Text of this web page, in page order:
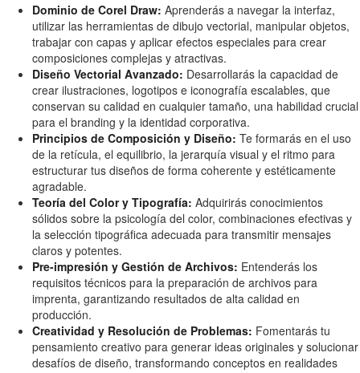
Dominio de Corel Draw: Aprenderás a navegar la interfaz,
utilizar las herramientas de dibujo vectorial, manipular objetos,
trabajar con capas y aplicar efectos especiales para crear
composiciones complejas y atractivas.
Diseño Vectorial Avanzado: Desarrollarás la capacidad de
crear ilustraciones, logotipos e iconografía escalables, que
conservan su calidad en cualquier tamaño, una habilidad crucial
para el branding y la identidad corporativa.
Principios de Composición y Diseño: Te formarás en el uso
de la retícula, el equilibrio, la jerarquía visual y el ritmo para
estructurar tus diseños de forma coherente y estéticamente
agradable.
Teoría del Color y Tipografía: Adquirirás conocimientos
sólidos sobre la psicología del color, combinaciones efectivas y
la selección tipográfica adecuada para transmitir mensajes
claros y potentes.
Pre-impresión y Gestión de Archivos: Entenderás los
requisitos técnicos para la preparación de archivos para
imprenta, garantizando resultados de alta calidad en
producción.
Creatividad y Resolución de Problemas: Fomentarás tu
pensamiento creativo para generar ideas originales y solucionar
desafíos de diseño, transformando conceptos en realidades